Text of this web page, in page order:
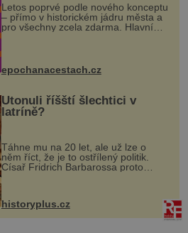
Letos poprvé podle nového konceptu
– přímo v historickém jádru města a
pro všechny zcela zdarma. Hlavní
program se odehraje na Karlově a
mohou těšit na víno, burčák, pes...
epochanacestach.cz
Utonuli říšští šlechtici v
latríně?
Táhne mu na 20 let, ale už lze o
něm říct, že je to ostřílený politik.
Císař Fridrich Barbarossa proto
posílá svého syna a dědice Jindřicha
VI. do Erfurtu, aby se stal
prostředníkem při řešení sporu m...
historyplus.cz